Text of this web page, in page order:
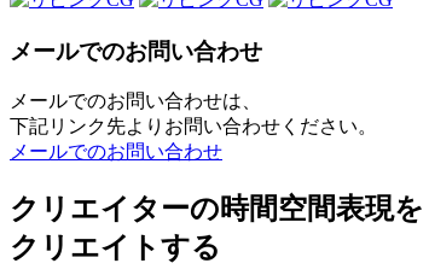
メールでのお問い合わせ
メールでのお問い合わせは、
下記リンク先よりお問い合わせください。
メールでのお問い合わせ
クリエイターの時間空間表現を
クリエイトする